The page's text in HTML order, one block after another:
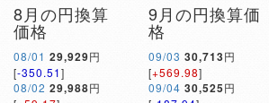
8月の円換算
価格
08/01 29,929円
[-350.51]
08/02 29,988円
9月の円換算価
格
09/03 30,713円
[+569.98]
09/04 30,525円